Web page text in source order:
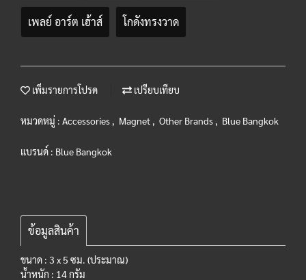
เพลย์ อาร์ต เฮ้าส์ โกดังทรงวาด
เพิ่มรายการโปรด เปรียบเทียบ
หมวดหมู่ : Accessories , Magnet , Other Brands , Blue Bangkok
แบรนด์ : Blue Bangkok
ข้อมูลสินค้า
ขนาด : 3 x 5 ซม. (ประมาณ)
น้ำหนัก : 14 กรัม